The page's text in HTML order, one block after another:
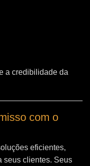
a credibilidade da
com o
eficientes,
seus clientes. Seus